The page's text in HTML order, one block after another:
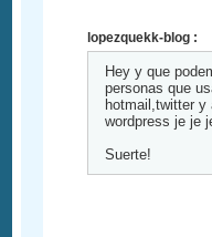
lopezquekk-blog :
Hey y que
personas que
hotmail,twitter y
wordpress je je
Suerte!